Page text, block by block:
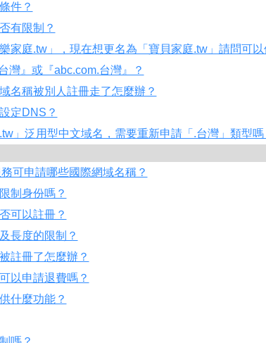
件？
有限制？
家庭.tw」，現在想更名為「寶貝家庭.tw」請問可
灣』或『abc.com.台灣』？
名稱被別人註冊走了怎麼辦？
定DNS？
」泛用型中文域名，需要重新申請「.台灣」類型嗎
可申請哪些國際網域名稱？
制身份嗎？
可以註冊？
長度的限制？
註冊了怎麼辦？
以申請退費嗎？
什麼功能？